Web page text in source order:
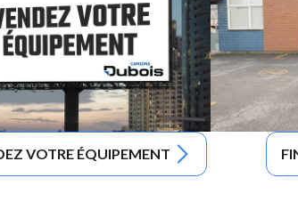
VOTRE ÉQUIPEMENT